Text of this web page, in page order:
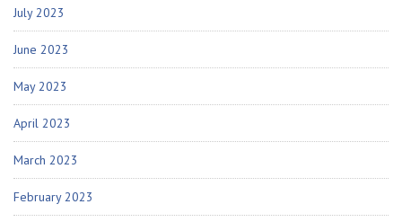
July 2023
June 2023
May 2023
April 2023
March 2023
February 2023